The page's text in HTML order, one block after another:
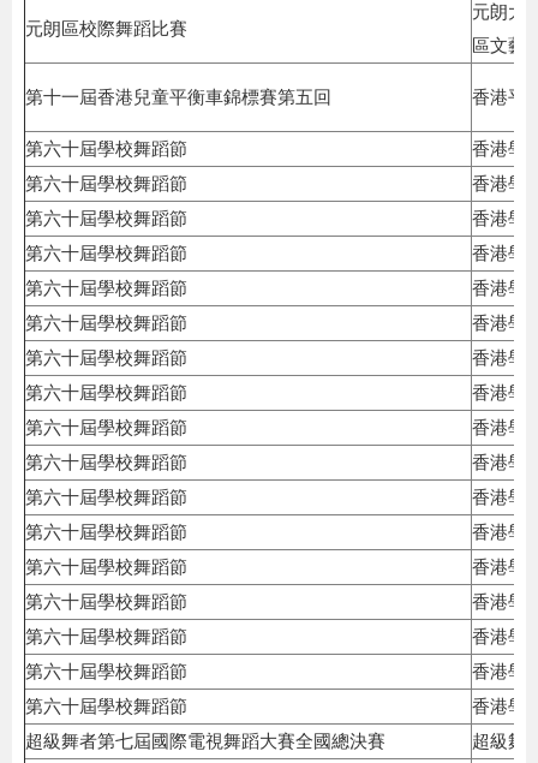
元朗區校際舞蹈比賽
元朗大
區文藝
第十一屆香港兒童平衡車錦標賽第五回 香港平
第六十屆學校舞蹈節
香港學
第六十屆學校舞蹈節
香港學
第六十屆學校舞蹈節
香港學
第六十屆學校舞蹈節
香港學
第六十屆學校舞蹈節
香港學
第六十屆學校舞蹈節
香港學
第六十屆學校舞蹈節
香港學
第六十屆學校舞蹈節
香港學
第六十屆學校舞蹈節
香港學
第六十屆學校舞蹈節
香港學
第六十屆學校舞蹈節
香港學
第六十屆學校舞蹈節
香港學
第六十屆學校舞蹈節
香港學
第六十屆學校舞蹈節
香港學
第六十屆學校舞蹈節
香港學
第六十屆學校舞蹈節
香港學
第六十屆學校舞蹈節
香港學
超級舞者第七屆國際電視舞蹈大賽全國總決賽
超級舞